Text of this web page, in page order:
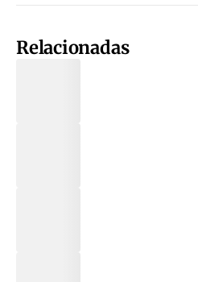
Relacionadas